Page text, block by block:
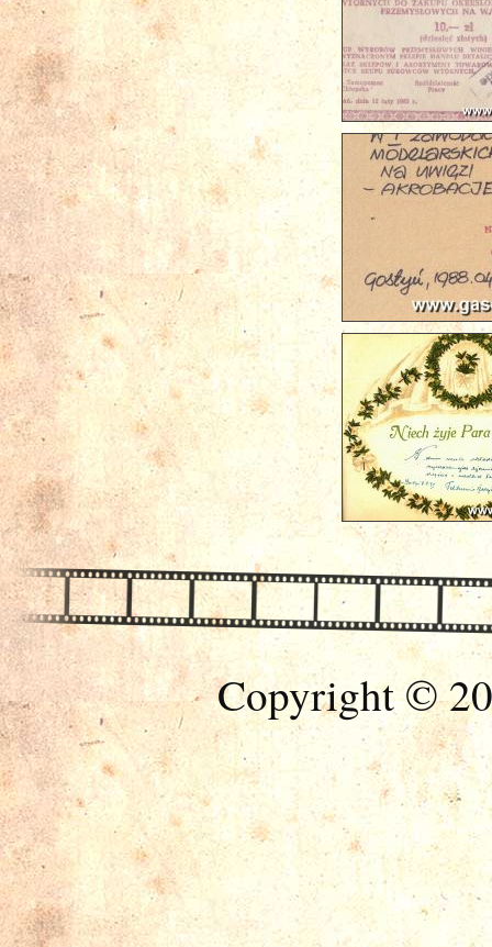
Copyright ©